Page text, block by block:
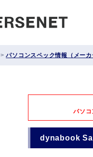
>パソコンスペック情報（メーカ
パソコ
dynabook